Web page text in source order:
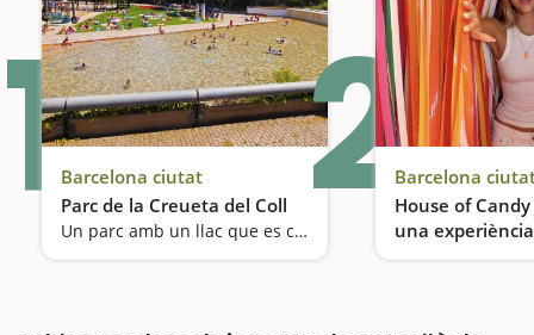
1 Barcelona ciutat
Parc de la Creueta del Coll
Un parc amb un llac que es converteix en una gran piscina a l'estiu2Barcelona
House of
una experiència
multisensorial